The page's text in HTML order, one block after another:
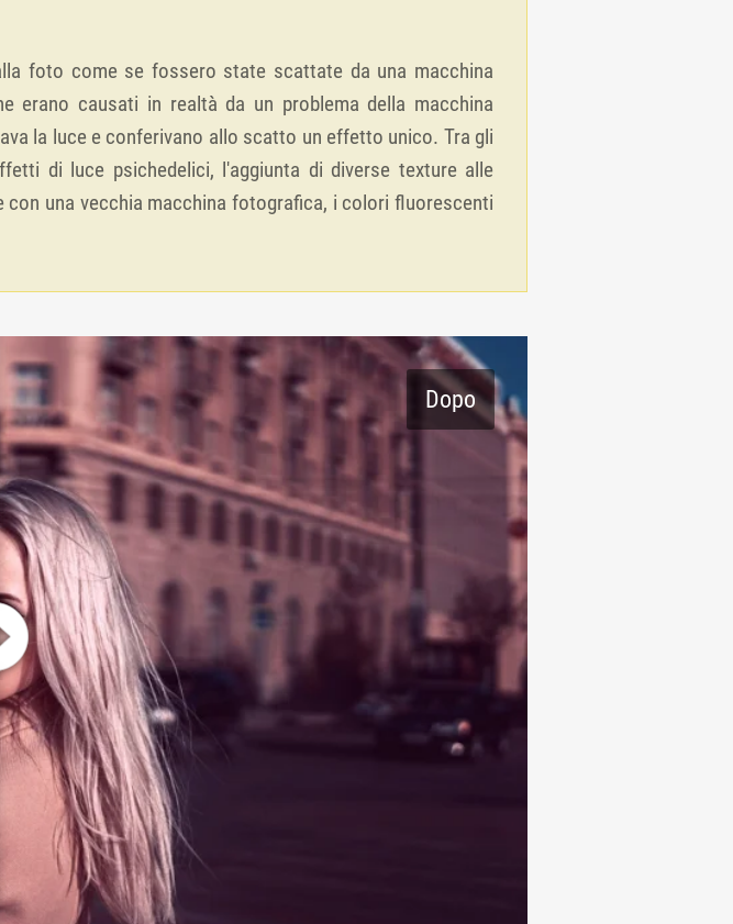
foto come se fossero state scattate da una macchina
erano causati in realtà da un problema della macchina
la luce e conferivano allo scatto un effetto unico. Tra gli
di luce psichedelici, l'aggiunta di diverse texture alle
una vecchia macchina fotografica, i colori fluorescenti
Dopo